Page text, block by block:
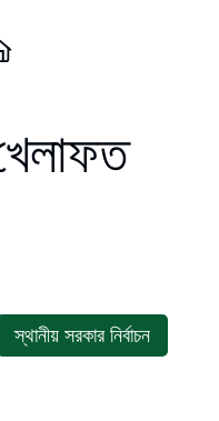
স্থানীয় সরকার নির্বাচন